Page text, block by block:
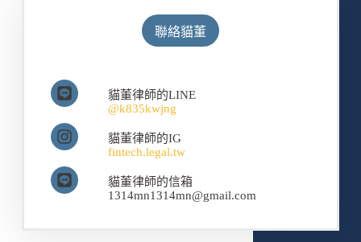
聯絡貓董
貓董律師的LINE
@k835kwjng
貓董律師的IG
fintech.legal.tw
貓董律師的信箱
1314mn1314mn@gmail.com